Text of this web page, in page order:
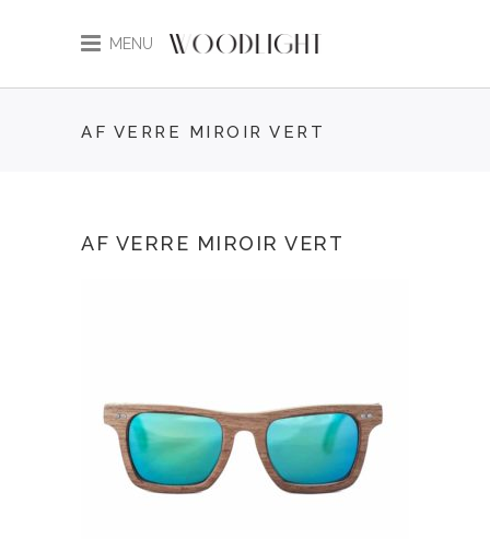
MENU
AF VERRE MIROIR VERT
AF VERRE MIROIR VERT